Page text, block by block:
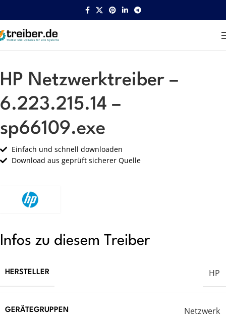
Startseite HP Netzwerk
HP Netzwerktreiber –
6.223.215.14 –
sp66109.exe
Einfach und schnell downloaden
Download aus geprüft sicherer Quelle
Infos zu diesem Treiber
HERSTELLER HP
GERÄTEGRUPPEN Netzwerk